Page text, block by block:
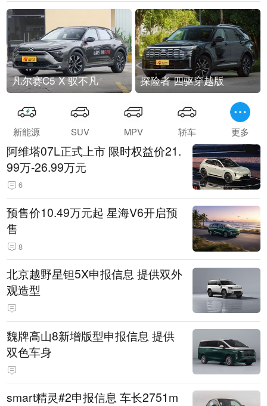
凡尔赛C5 X 驭不凡 探险者 四驱穿越版
新能源 SUV MPV 轿车 更多
阿维塔07L正式上市 限时权益价21.
99万-26.99万元
6
预售价10.49万元起 星海V6开启预
售
8
北京越野星钽5X申报信息 提供双外
观造型
魏牌高山8新增版型申报信息 提供
双色车身
smart精灵#2申报信息 车长2751m